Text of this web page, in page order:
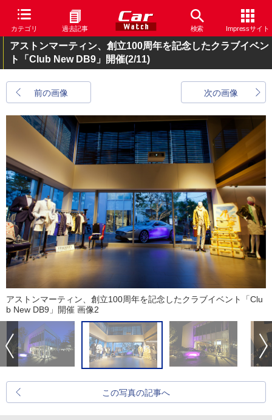
カテゴリ 過去記事 検索 Impressサイト
アストンマーティン、創立100周年を記念したクラブイベン
ト「Club New DB9」開催(2/11)
前の画像 次の画像
アストンマーティン、創立100周年を記念したクラブイベント「Clu
b New DB9」開催 画像2
この写真の記事へ